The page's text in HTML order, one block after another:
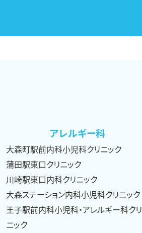
アレルギー科
大森町駅前内科小児科クリニック
蒲田駅東口クリニック
川崎駅東口内科クリニック
大森ステーション内科小児科クリニック
王子駅前内科小児科・アレルギー科クリ
ニック